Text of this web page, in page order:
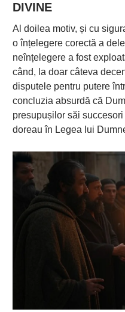
DIVINE
Al doilea motiv, și cu
o înțelegere corectă a
neînțelegere a fost
când, la doar câteva
disputele pentru putere
concluzia absurdă că
presupușilor săi
doreau în Legea lui